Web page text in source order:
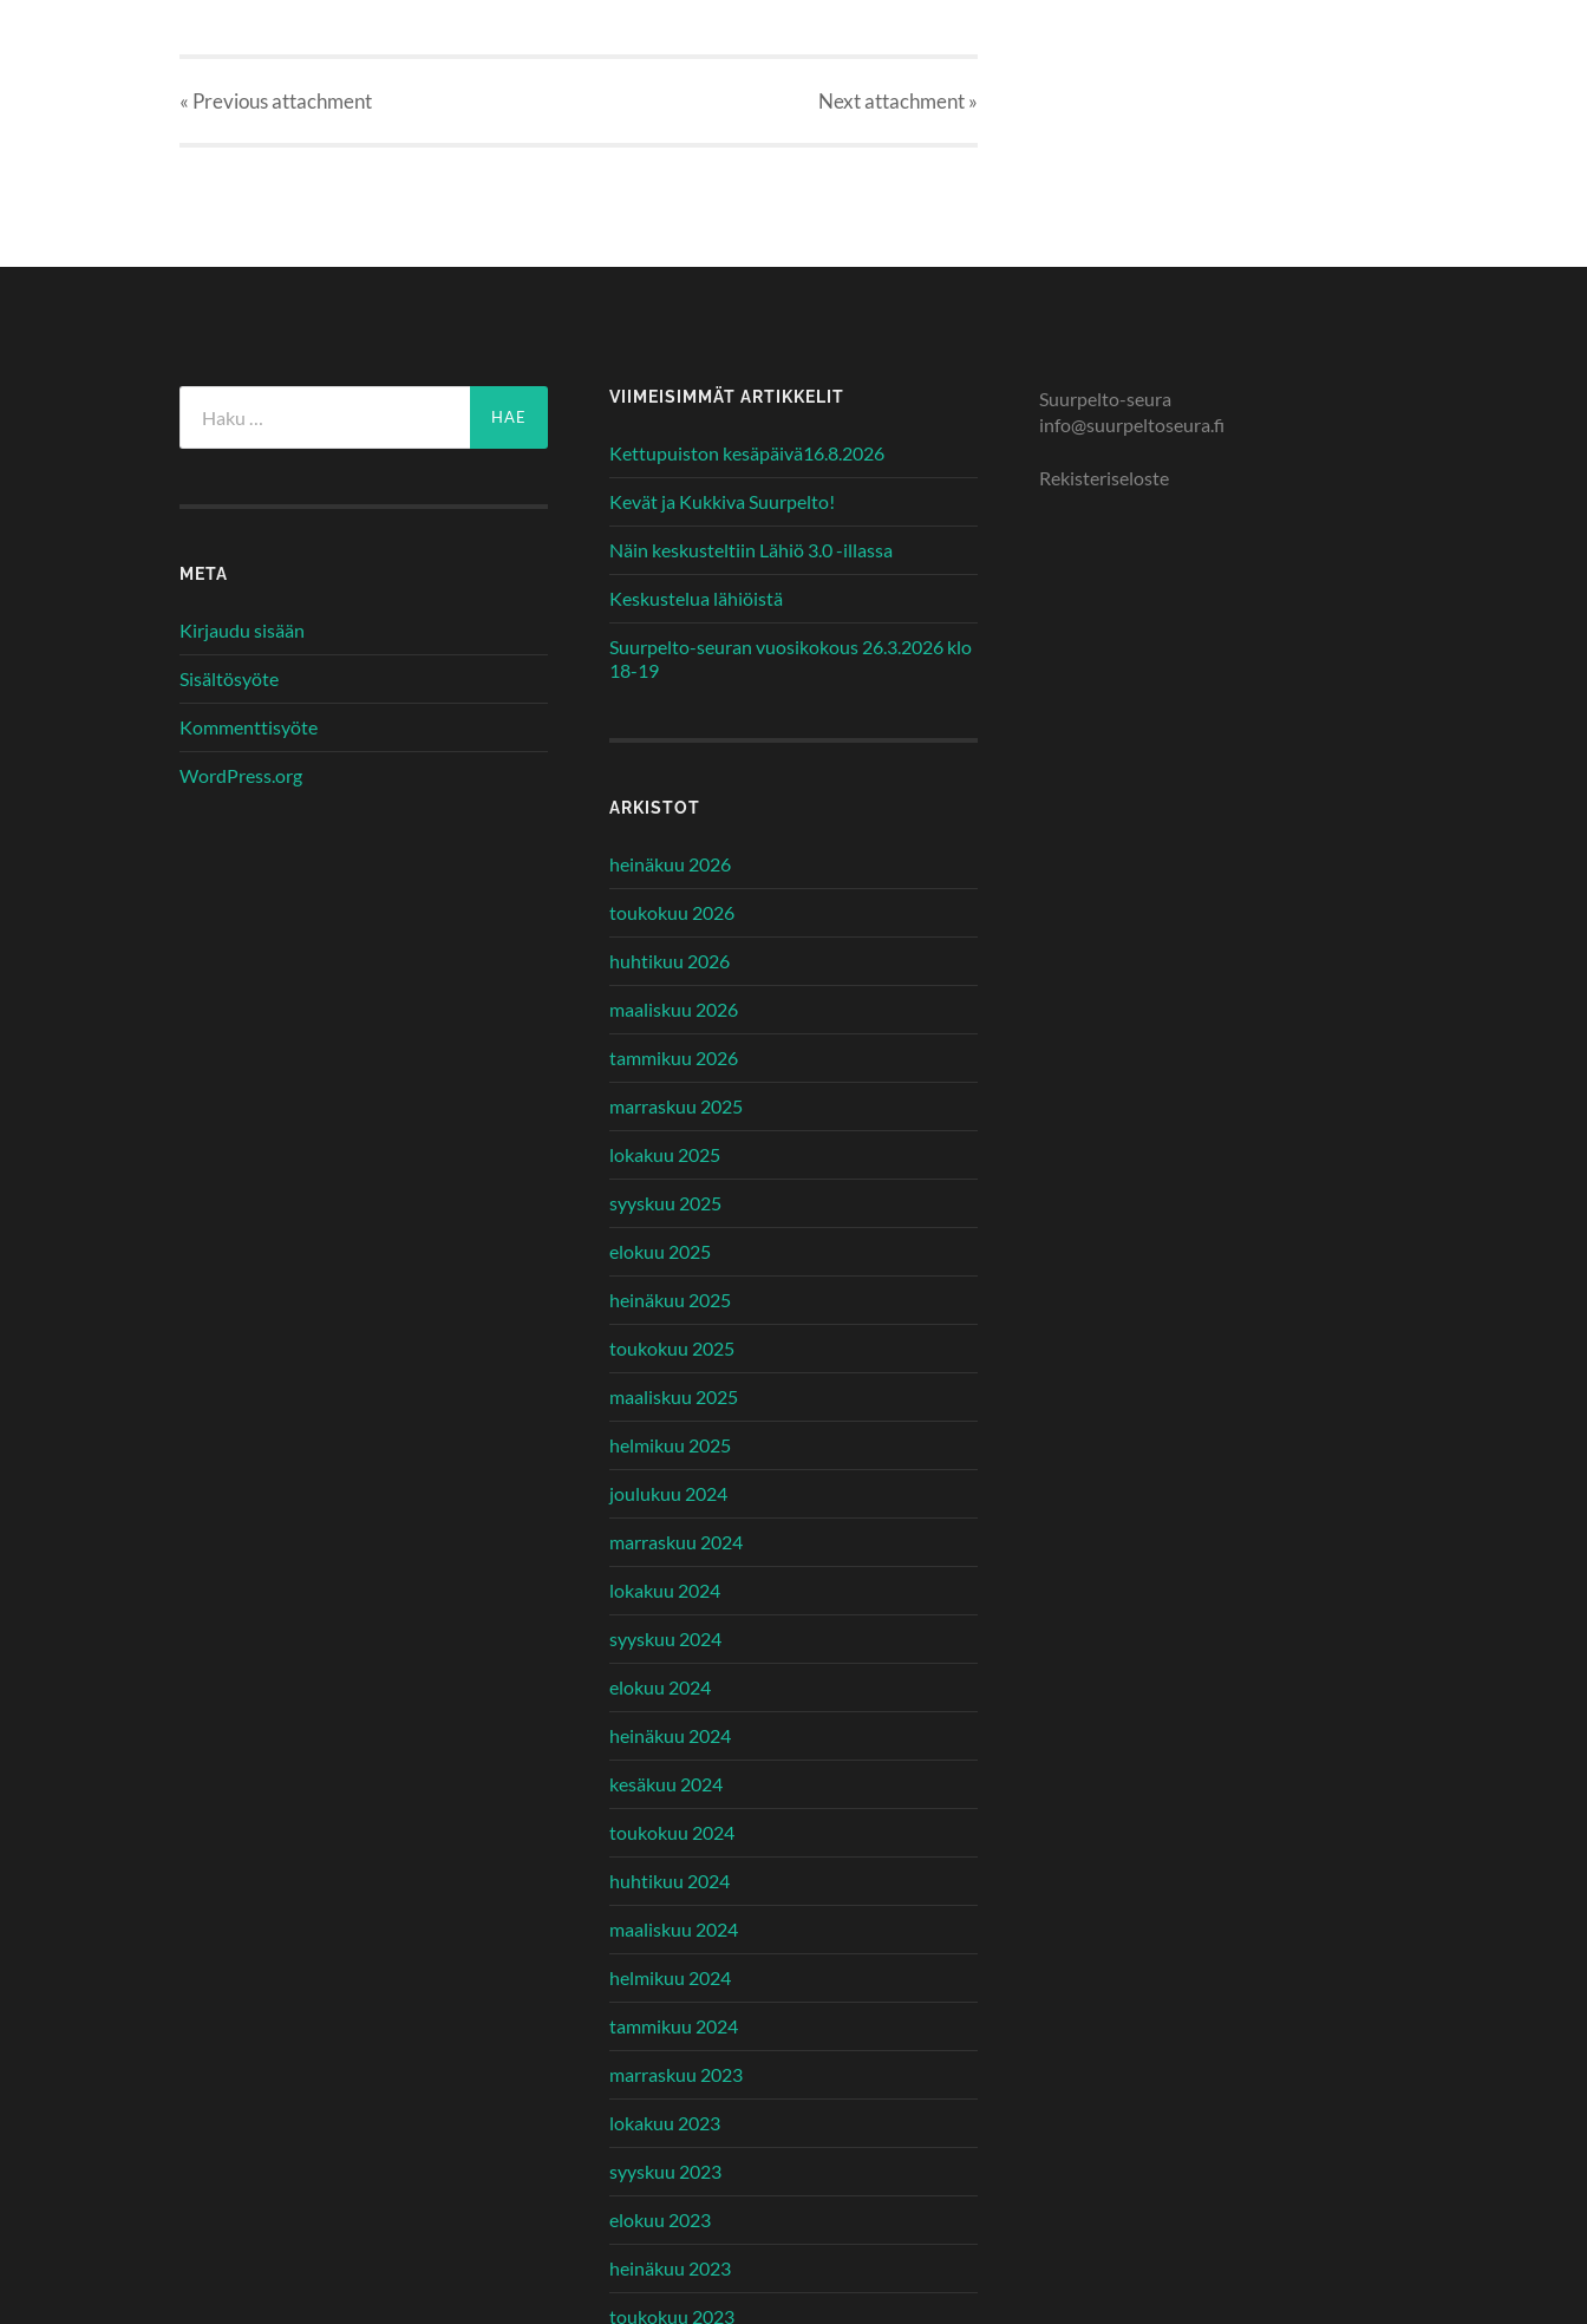
« Previousattachment Nextattachment»
META
Kirjaudu sisään
Sisältösyöte
Kommenttisyöte
WordPress.org
VIIMEISIMMÄT ARTIKKELIT
Kettupuiston kesäpäivä16.8.2026
Kevät ja Kukkiva Suurpelto!
Näin keskusteltiin Lähiö 3.0 -illassa
Keskustelua lähiöistä
Suurpelto-seuran vuosikokous 26.3.2026 klo
18-19
ARKISTOT
heinäkuu 2026
toukokuu 2026
huhtikuu 2026
maaliskuu 2026
tammikuu 2026
marraskuu 2025
lokakuu 2025
syyskuu 2025
elokuu 2025
heinäkuu 2025
toukokuu 2025
maaliskuu 2025
helmikuu 2025
joulukuu 2024
marraskuu 2024
lokakuu 2024
syyskuu 2024
elokuu 2024
heinäkuu 2024
kesäkuu 2024
toukokuu 2024
huhtikuu 2024
maaliskuu 2024
helmikuu 2024
tammikuu 2024
marraskuu 2023
lokakuu 2023
syyskuu 2023
elokuu 2023
heinäkuu 2023
toukokuu 2023
Suurpelto-seura
info@suurpeltoseura.fi
Rekisteriseloste